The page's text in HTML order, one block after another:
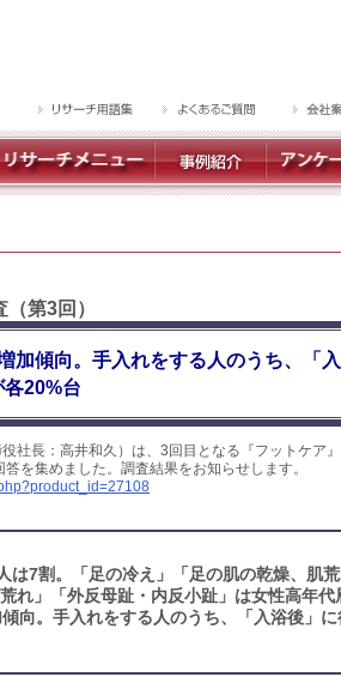
第3回）
加傾向。手入れをする人のうち、「
20%台
社長：高井和久）は、3回目となる『フットケア
を集めました。調査結果をお知らせします。
は7割。「足の冷え」「足の肌の乾燥、肌
れ」「外反母趾・内反小趾」は女性高年代
向。手入れをする人のうち、「入浴後」